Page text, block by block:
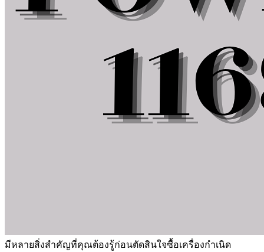
มีหลายสิ่งสำคัญที่คุณต้องรู้ก่อนตัดสินใจซื้อเครื่องกำเนิด